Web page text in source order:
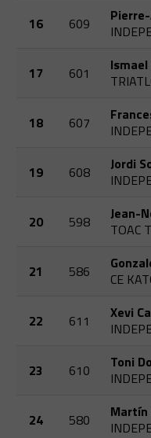
16 609
17 601
18 607
19 608
Jordi
20 598
Jean-
TOAC
21 586
CE
22 611
Xevi
23 610
Toni
24 580
Martín